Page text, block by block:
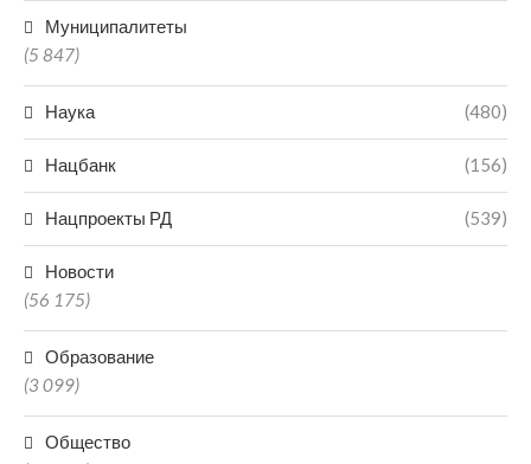
Муниципалитеты
(5 847)
Наука (480)
Нацбанк (156)
Нацпроекты РД (539)
Новости
(56 175)
Образование
(3 099)
Общество